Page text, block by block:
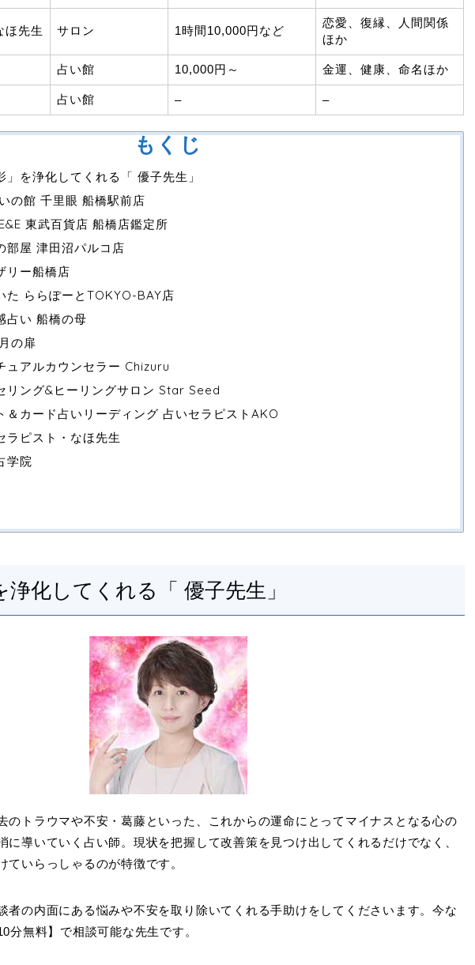
ほ先生 サロン 1時間10,000円など
恋愛、復縁、人間関係
ほか
占い館 10,000円～ 金運、健康、命名ほか
占い館 – –
もくじ
」を浄化してくれる「 優子先生」
の館 千里眼 船橋駅前店
東武百貨店 船橋店鑑定所
部屋 津田沼パルコ店
リー船橋店
た ららぽーとTOKYO-BAY店
占い 船橋の母
の扉
ュアルカウンセラー Chizuru
リング&ヒーリングサロン Star Seed
＆カード占いリーディング 占いセラピストAKO
ラピスト・なほ先生
学院
化してくれる「 優子先生」
のトラウマや不安・葛藤といった、これからの運命にとってマイナスとなる心の
に導いていく占い師。現状を把握して改善策を見つけ出してくれるだけでなく、
ていらっしゃるのが特徴です。
者の内面にある悩みや不安を取り除いてくれる手助けをしてくださいます。今な
分無料】で相談可能な先生です。